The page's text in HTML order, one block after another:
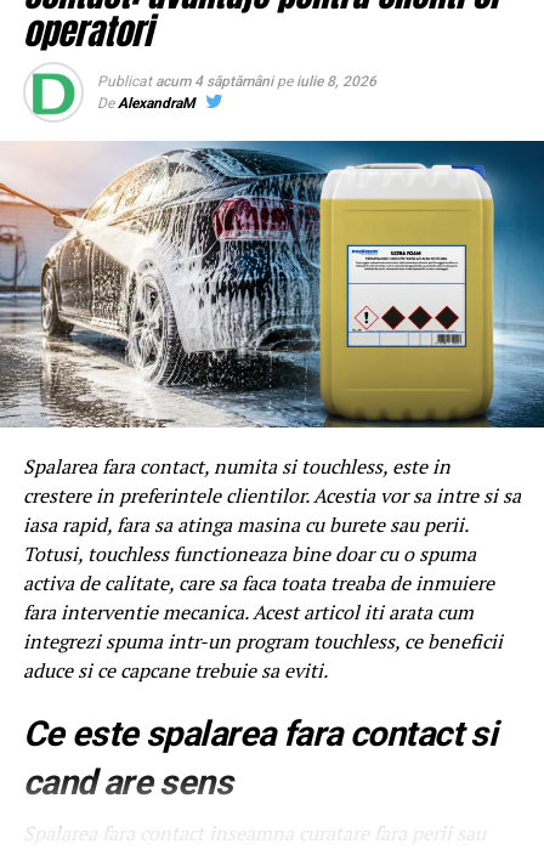
operatori
Publicat acum 4 săptămâni pe iulie 8, 2026
De AlexandraM
Spalarea fara contact, numita si touchless, este in
crestere in preferintele clientilor. Acestia vor sa intre si sa
iasa rapid, fara sa atinga masina cu burete sau perii.
Totusi, touchless functioneaza bine doar cu o spuma
activa de calitate, care sa faca toata treaba de inmuiere
fara interventie mecanica. Acest articol iti arata cum
integrezi spuma intr-un program touchless, ce beneficii
aduce si ce capcane trebuie sa eviti.
Ce este spalarea fara contact si
cand are sens
Spalarea fara contact inseamna curatare fara perii sau